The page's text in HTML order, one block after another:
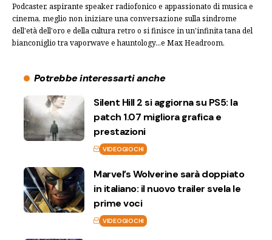
Podcaster, aspirante speaker radiofonico e appassionato di musica e
cinema, meglio non iniziare una conversazione sulla sindrome
dell'età dell'oro e della cultura retro o si finisce in un'infinita tana del
bianconiglio tra vaporwave e hauntology...e Max Headroom.
Potrebbe interessarti anche
Silent Hill 2 si aggiorna su PS5: la
patch 1.07 migliora grafica e
prestazioni
VIDEOGIOCHI
Marvel’s Wolverine sarà doppiato
in italiano: il nuovo trailer svela le
prime voci
VIDEOGIOCHI